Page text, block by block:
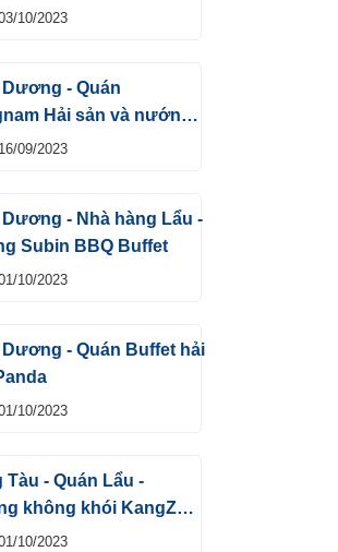
10/2023
Dương - Quán
Hải sản và nướng
09/2023
Dương - Nhà hàng Lẩu -
Subin BBQ Buffet
10/2023
Dương - Quán Buffet hải
10/2023
Tàu - Quán Lẩu -
không khói KangZ
10/2023